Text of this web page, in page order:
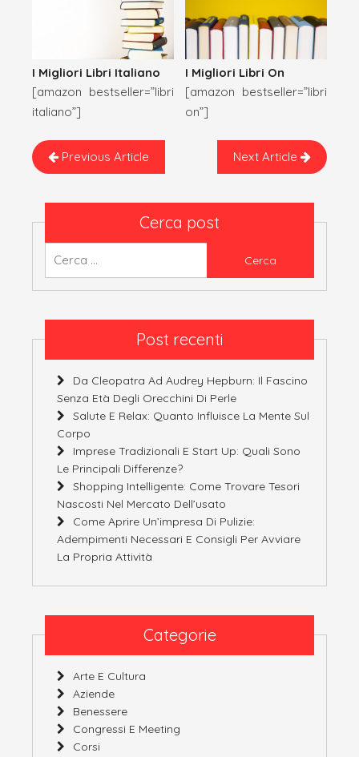
I Migliori Libri Italiano
[amazon bestseller=”libri
italiano”]
Previous Article
I Migliori Libri On
[amazon bestseller=”libri
on”]
Next Article
Cerca post
Post recenti
Da Cleopatra Ad Audrey Hepburn: Il Fascino
Senza Età Degli Orecchini Di Perle
Salute E Relax: Quanto Influisce La Mente Sul
Corpo
Imprese Tradizionali E Start Up: Quali Sono
Le Principali Differenze?
Shopping Intelligente: Come Trovare Tesori
Nascosti Nel Mercato Dell’usato
Come Aprire Un’impresa Di Pulizie:
Adempimenti Necessari E Consigli Per Avviare
La Propria Attività
Categorie
Arte E Cultura
Aziende
Benessere
Congressi E Meeting
Corsi